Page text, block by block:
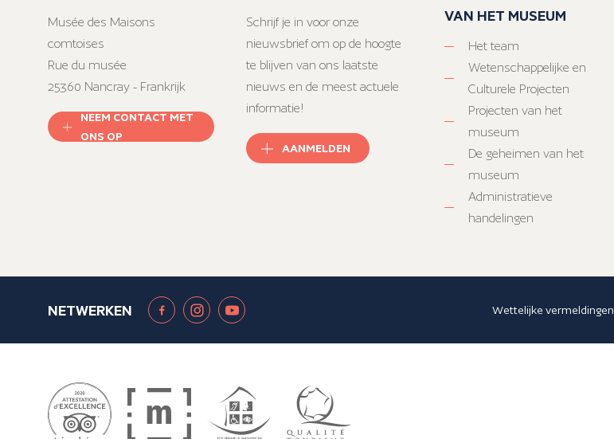
Musée des Maisons
comtoises
Rue du musée
25360 Nancray - Frankrijk
NEEM CONTACT MET
ONS OP
Schrijf je in voor onze
nieuwsbrief om op de hoogte
te blijven van ons laatste
nieuws en de meest actuele
informatie!
AANMELDEN
VAN HET MUSEUM
Het team
Wetenschappelijke en
Culturele Projecten
Projecten van het
museum
De geheimen van het
museum
Administratieve
handelingen
NETWERKEN Wettelijke vermeldingen